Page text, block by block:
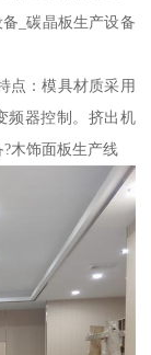
_碳晶板生产设备
点：模具材质采用
频器控制。挤出机
木饰面板生产线